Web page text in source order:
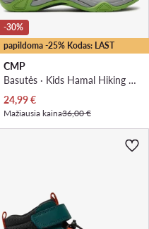
papildoma -25% Kodas: LAST
-30%
CMP
Basutės · Kids Hamal Hiking Sandal 38Q9954 · Juoda
Dabartinė kaina
24,99€
Mažiausia kaina36,00 €